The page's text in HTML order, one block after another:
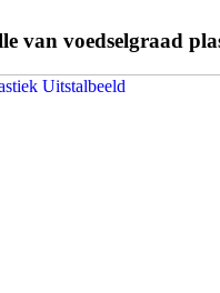
van voedselgraad